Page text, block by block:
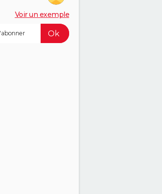
Voir un exemple